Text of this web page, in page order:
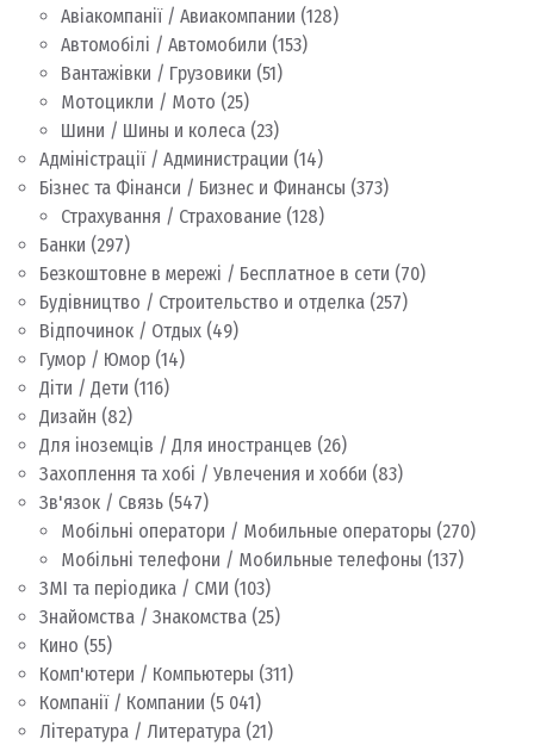
Авіакомпанії / Авиакомпании (128)
Автомобілі / Автомобили (153)
Вантажівки / Грузовики (51)
Мотоцикли / Мото (25)
Шини / Шины и колеса (23)
Адміністрації / Администрации (14)
Бізнес та Фінанси / Бизнес и Финансы (373)
Страхування / Страхование (128)
Банки (297)
Безкоштовне в мережі / Бесплатное в сети (70)
Будівництво / Строительство и отделка (257)
Відпочинок / Отдых (49)
Гумор / Юмор (14)
Діти / Дети (116)
Дизайн (82)
Для іноземців / Для иностранцев (26)
Захоплення та хобі / Увлечения и хобби (83)
Зв'язок / Связь (547)
Мобільні оператори / Мобильные операторы (270)
Мобільні телефони / Мобильные телефоны (137)
ЗМІ та періодика / СМИ (103)
Знайомства / Знакомства (25)
Кино (55)
Комп'ютери / Компьютеры (311)
Компанії / Компании (5 041)
Література / Литература (21)